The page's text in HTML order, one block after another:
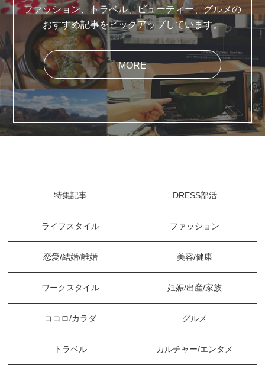
ファッション、トラベル、ビューティー、グルメの
おすすめ記事をピックアップしています。
MORE
特集記事 DRESS部活
ライフスタイル ファッション
恋愛/結婚/離婚 美容/健康
ワークスタイル 妊娠/出産/家族
ココロ/カラダ グルメ
トラベル カルチャー/エンタメ